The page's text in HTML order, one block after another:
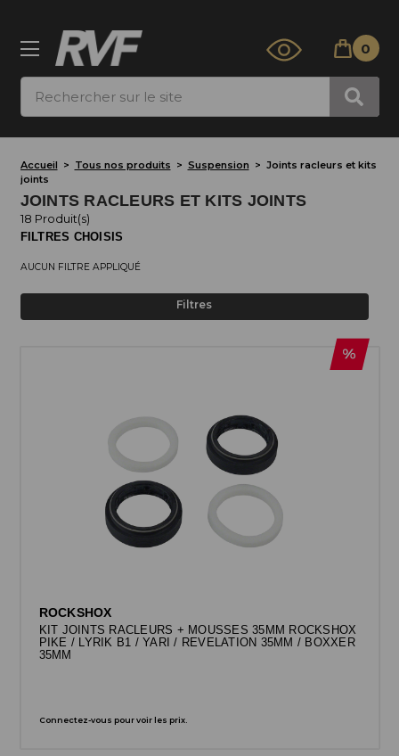
0
Accueil Tous nos produits Suspension
Joints racleurs et kits
joints
JOINTS RACLEURS ET KITS JOINTS
18 Produit(s)
FILTRES CHOISIS
AUCUN FILTRE APPLIQUÉ
Filtres
ROCKSHOX
KIT JOINTS RACLEURS + MOUSSES 35MM ROCKSHOX
PIKE / LYRIK B1 / YARI / REVELATION 35MM / BOXXER
35MM
Connectez-vous pour voir les prix.